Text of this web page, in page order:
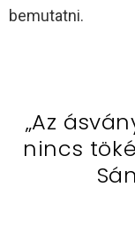
bemutatni.
„Az
nincs